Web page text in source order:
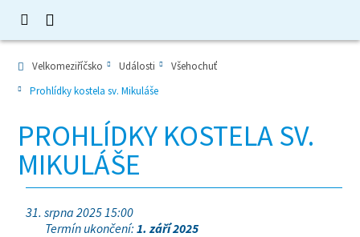
Velkomeziříčsko Události
Všehochuť
Prohlídky kostela sv. Mikuláše
PROHLÍDKY KOSTELA SV.
MIKULÁŠE
31. srpna 2025 15:00
Termín ukončení:1. září 2025